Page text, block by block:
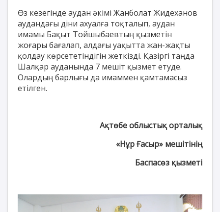
Өз кезегінде аудан әкімі Жанболат Жидеханов
аудандағы діни ахуалға тоқталып, аудан
имамы Бақыт Тойшыбаевтың қызметін
жоғары бағалап, алдағы уақытта жан-жақты
қолдау көрсететіндігін жеткізді. Қазіргі таңда
Шалқар ауданында 7 мешіт қызмет етуде.
Олардың барлығы да имаммен қамтамасыз
етілген.
Ақтөбе облыстық орталық
«Нұр Ғасыр» мешітінің
Баспасөз қызметі